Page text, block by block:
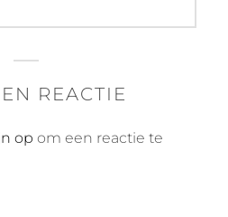
REACTIE
op om een reactie te